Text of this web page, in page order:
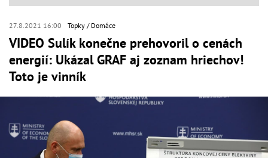
27.8.2021 16:00 Topky Domáce
VIDEO Sulík konečne prehovoril o cenách
energií: Ukázal GRAF aj zoznam hriechov!
Toto je vinník